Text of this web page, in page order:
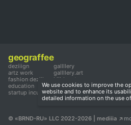
geograffee
deziiign
artz work
fashion deziiign
education
startup incubator
gallllery
gallllery.art
kiiids.art
© «BRND-RU» LLC 2022-2026 | mediiia ↗
We use cookies to improve the
website and to enhance its
detailed information on the use